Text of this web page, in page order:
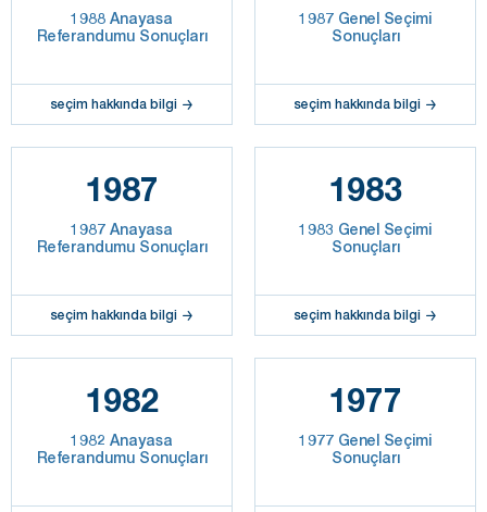
1988 Anayasa
Referandumu Sonuçları
seçim hakkında bilgi
1987 Genel Seçimi
Sonuçları
seçim hakkında bilgi
1987
1987 Anayasa
Referandumu Sonuçları
seçim hakkında bilgi
1983
1983 Genel Seçimi
Sonuçları
seçim hakkında bilgi
1982
1982 Anayasa
Referandumu Sonuçları
1977
1977 Genel Seçimi
Sonuçları